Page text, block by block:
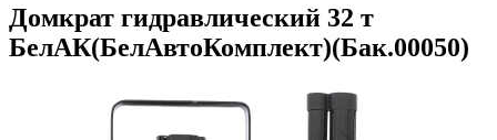
Домкрат гидравлический 32 т
БелАК(БелАвтоКомплект)(Бак.00050)